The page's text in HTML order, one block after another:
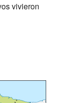
vivieron